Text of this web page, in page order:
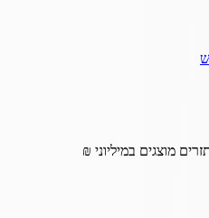
מוצגים במיליוני ₪